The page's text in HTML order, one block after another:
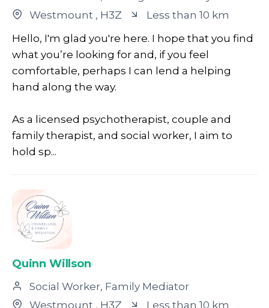
Westmount , H3Z
Less than 10 km
Hello, I'm glad you're here. I hope that you find
what you’re looking for and, if you feel
comfortable, perhaps I can lend a helping
hand along the way.
As a licensed psychotherapist, couple and
family therapist, and social worker, I aim to
hold sp...
Quinn Willson
Social Worker, Family Mediator
Westmount , H3Z
Less than 10 km